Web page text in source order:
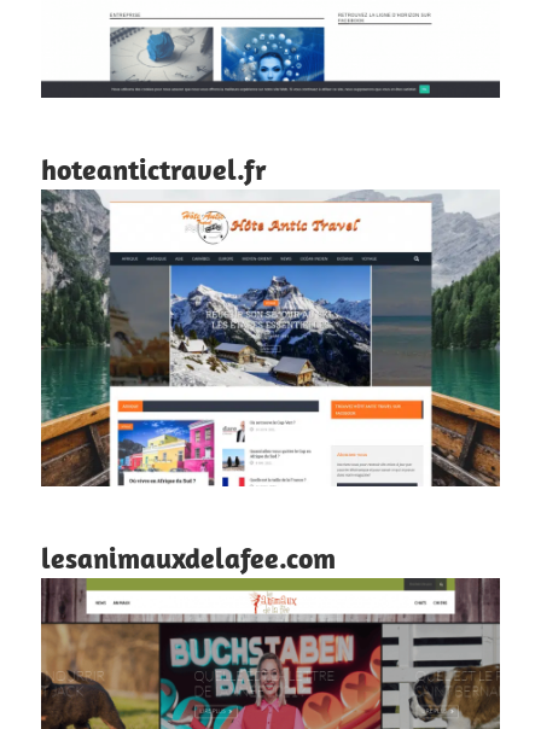
hoteantictravel.fr
lesanimauxdelafee.com